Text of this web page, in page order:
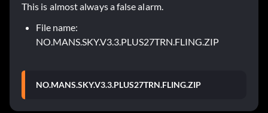
This is almost always a false alarm.
File name:
NO.MANS.SKY.V3.3.PLUS27TRN.FLING.ZIP
NO.MANS.SKY.V3.3.PLUS27TRN.FLING.ZIP